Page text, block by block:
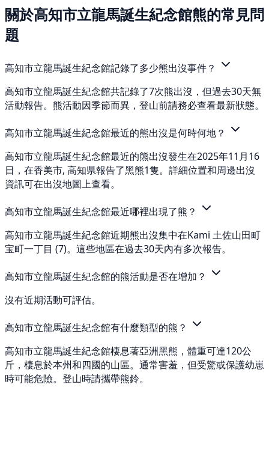
關於高知市立龍馬誕生紀念館熊的常見問
題
高知市立龍馬誕生紀念館記錄了多少熊出沒事件？
高知市立龍馬誕生紀念館共記錄了7次熊出沒，但過去30天無
活動報告。熊活動因季節而異，登山前請務必查看最新狀態。
高知市立龍馬誕生紀念館最近的熊出沒是何時何地？
高知市立龍馬誕生紀念館最近的熊出沒發生在2025年11月16
日，在香美市, 高知県報告了黑熊1隻。詳細位置和周邊出沒
資訊可在出沒地圖上查看。
高知市立龍馬誕生紀念館最近哪裡出現了熊？
高知市立龍馬誕生紀念館近期熊出沒集中在Kami 土佐山田町
宝町一丁目 (7)。這些地區在過去30天內有多次報告。
高知市立龍馬誕生紀念館的熊活動是否在增加？
沒有近期活動可評估。
高知市立龍馬誕生紀念館有什麼類型的熊？
高知市立龍馬誕生紀念館棲息著亞洲黑熊，體重可達120公
斤，棲息於本州和四國的山區。通常害羞，但受驚或保護幼崽
時可能危險。登山時請攜帶熊鈴。